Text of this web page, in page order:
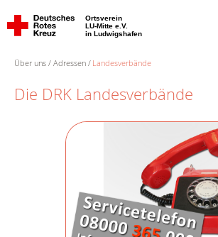
Ortsverein
LU-Mitte e.V.
in Ludwigshafen
Über uns Adressen Landesverbände
Die DRK Landesverbände